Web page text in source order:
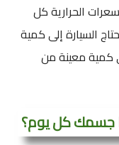
الحرارية كل
السيارة إلى كمية
كمية معينة من
جسمك كل يوم؟